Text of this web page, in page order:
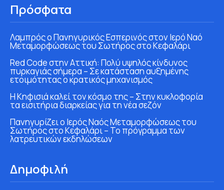
Πρόσφατα
Λαμπρός ο Πανηγυρικός Εσπερινός στον Ιερό Ναό
Μεταμορφώσεως του Σωτήρος στο Κεφαλάρι
Red Code στην Αττική: Πολύ υψηλός κίνδυνος
πυρκαγιάς σήμερα – Σε κατάσταση αυξημένης
ετοιμότητας ο κρατικός μηχανισμός
Η Κηφισιά καλεί τον κόσμο της – Στην κυκλοφορία
τα εισιτήρια διαρκείας για τη νέα σεζόν
Πανηγυρίζει ο Ιερός Ναός Μεταμορφώσεως του
Σωτήρος στο Κεφαλάρι – Το πρόγραμμα των
λατρευτικών εκδηλώσεων
Δημοφιλή